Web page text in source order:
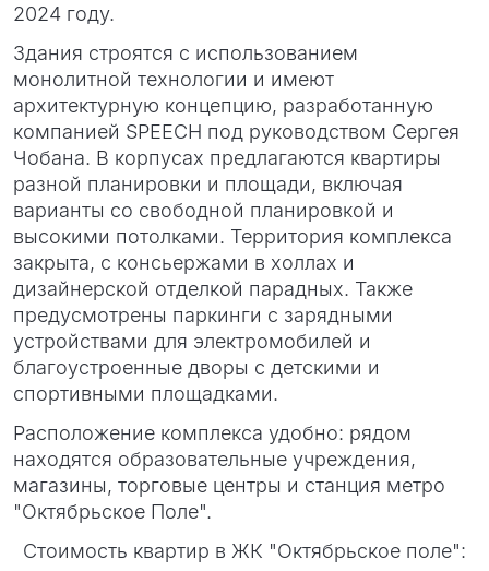
2024 году.
Здания строятся с использованием
монолитной технологии и имеют
архитектурную концепцию, разработанную
компанией SPEECH под руководством Сергея
Чобана. В корпусах предлагаются квартиры
разной планировки и площади, включая
варианты со свободной планировкой и
высокими потолками. Территория комплекса
закрыта, с консьержами в холлах и
дизайнерской отделкой парадных. Также
предусмотрены паркинги с зарядными
устройствами для электромобилей и
благоустроенные дворы с детскими и
спортивными площадками.
Расположение комплекса удобно: рядом
находятся образовательные учреждения,
магазины, торговые центры и станция метро
"Октябрьское Поле".
Стоимость квартир в ЖК "Октябрьское поле":